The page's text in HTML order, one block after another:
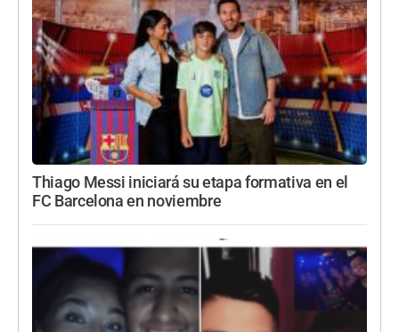
Thiago Messi iniciará su etapa formativa en el
FC Barcelona en noviembre